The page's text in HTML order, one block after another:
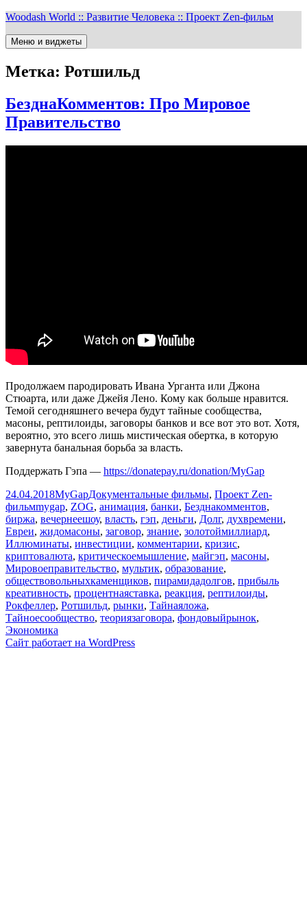
Перейти
содержимому
Woodash World :: Развитие Человека :: Проект Zen-фильм
Меню и виджеты
Метка: Ротшильд
БезднаКомментов: Про Мировое
Правительство
Продолжаем пародировать Ивана Урганта или Джона
Стюарта, или даже Джейя Лено. Кому как больше нравится.
Темой сегодняшнего вечера будут тайные сообщества,
масоны, рептилоиды, заговоры банков и все вот это вот. Хотя,
вероятно, это всего лишь мистическая обертка, в которую
завернута банальная борьба за власть.
Поддержать Гэпа — https://donatepay.ru/donation/MyGap
Опубликовано
24.04.2018Автор
MyGapРубрики
Документальные фильмы, Проект Zen-
фильмМетки
mygap, ZOG, анимация, банки, Безднакомментов,
биржа, вечернеешоу, власть, гэп, деньги, Долг, духвремени,
Евреи, жидомасоны, заговор, знание, золотоймиллиард,
Иллюминаты, инвестиции, комментарии, кризис,
криптовалюта, критическоемышление, майгэп, масоны,
Мировоеправительство, мультик, образование,
обществовольныхкаменщиков, пирамидадолгов, прибыль
креативность, процентнаяставка, реакция, рептилоиды,
Рокфеллер, Ротшильд, рынки, Тайнаяложа,
Тайноесообщество, теориязаговора, фондовыйрынок,
Экономика
Сайт работает на WordPress